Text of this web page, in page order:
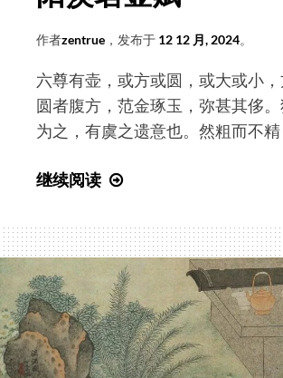
作者zentrue ，发布于 12 12 月, 2024。
六尊有壶，或方或圆，或大或小，
圆者腹方，范金琢玉，弥甚其侈
为之，有虞之遗意也。然粗而不
继续阅读
茗
壶
赋